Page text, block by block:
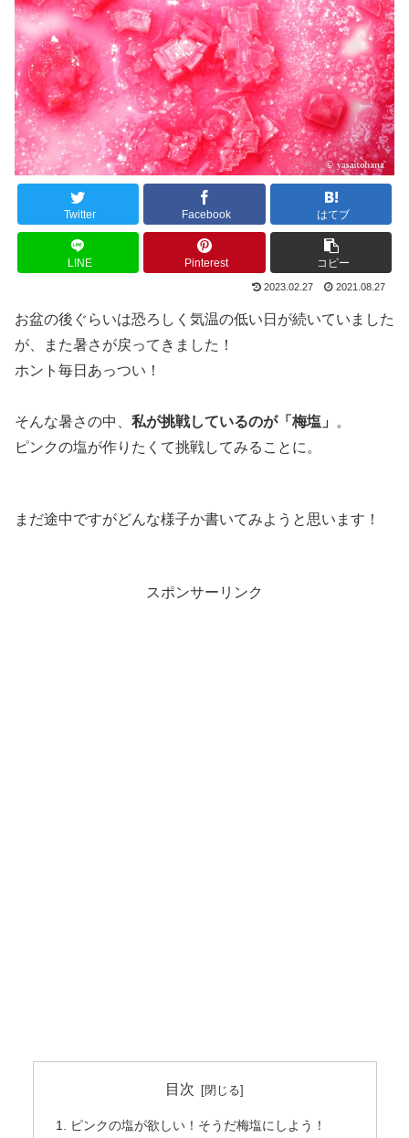
Twitter Facebook はてブ
LINE Pinterest コピー
2023.02.27 2021.08.27
お盆の後ぐらいは恐ろしく気温の低い日が続いていました
が、また暑さが戻ってきました！
ホント毎日あっつい！
そんな暑さの中、 私が挑戦しているのが「梅塩」
。
ピンクの塩が作りたくて挑戦してみることに。
まだ途中ですがどんな様子か書いてみようと思います！
スポンサーリンク
目次
ピンクの塩が欲しい！そうだ梅塩にしよう！